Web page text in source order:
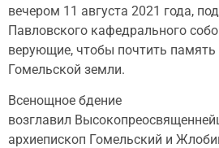
вечером 11 августа 2021 года,
Павловского кафедрального
верующие, чтобы почтить
Гомельской земли.
Всенощное бдение
возглавил
архиепископ Гомельский и